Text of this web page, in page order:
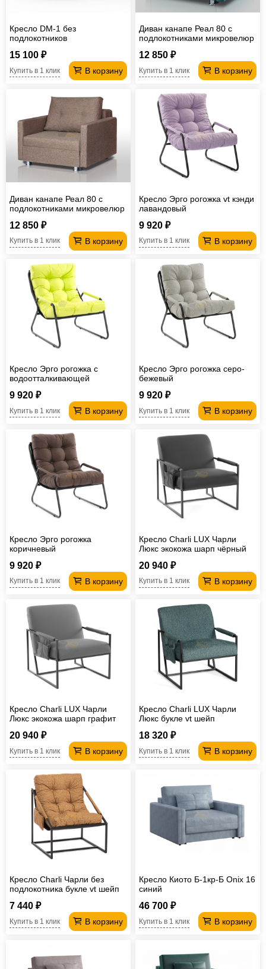
Кресло DM-1 без
подлокотников
15 100 ₽
В корзину
Купить в 1 клик
Диван канапе Реал 80 с
подлокотниками микровелюр
12 850 ₽
В корзину
Купить в 1 клик
Диван канапе Реал 80 с
подлокотниками микровелюр
12 850 ₽
В корзину
Купить в 1 клик
Кресло Эрго рогожка vt кэнди
лавандовый
9 920 ₽
В корзину
Купить в 1 клик
Кресло Эрго рогожка с
водоотталкивающей
9 920 ₽
В корзину
Купить в 1 клик
Кресло Эрго рогожка серо-
бежевый
9 920 ₽
В корзину
Купить в 1 клик
Кресло Эрго рогожка
коричневый
9 920 ₽
В корзину
Купить в 1 клик
Кресло Charli LUX Чарли
Люкс экокожа шарп чёрный
20 940 ₽
В корзину
Купить в 1 клик
Кресло Charli LUX Чарли
Люкс экокожа шарп графит
20 940 ₽
В корзину
Купить в 1 клик
Кресло Charli LUX Чарли
Люкс букле vt шейп
18 320 ₽
В корзину
Купить в 1 клик
Кресло Charli Чарли без
подлокотника букле vt шейп
7 440 ₽
В корзину
Купить в 1 клик
Кресло Киото Б-1кр-Б Onix 16
синий
46 700 ₽
В корзину
Купить в 1 клик